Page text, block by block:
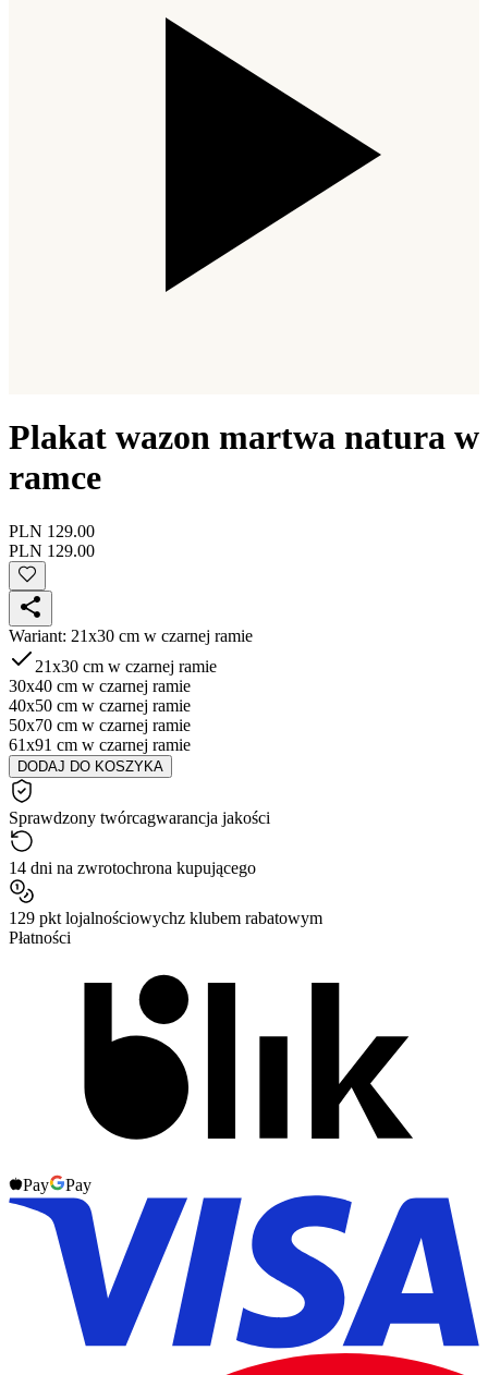
Plakat wazon martwa natura w
ramce
PLN 129.00
PLN 129.00
Wariant: 21x30 cm w czarnej ramie
21x30 cm w czarnej ramie
30x40 cm w czarnej ramie
40x50 cm w czarnej ramie
50x70 cm w czarnej ramie
61x91 cm w czarnej ramie
DODAJ DO KOSZYKA
Sprawdzony twórcagwarancja jakości
14 dni na zwrotochrona kupującego
129 pkt lojalnościowychz klubem rabatowym
Płatności
Pay Pay